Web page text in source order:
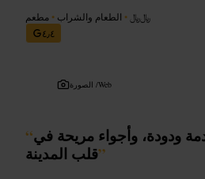
﷼﷼ • الطعام والشراب • مطعم
٤٫٤
الصورة /Web
“ودودة، وأجواء مريحة في
قلب المدينة”